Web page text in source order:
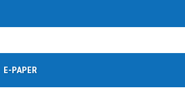
E-PAPER